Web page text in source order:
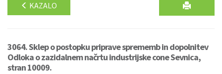
KAZALO
3064. Sklep o postopku priprave sprememb in dopolnitev
Odloka o zazidalnem načrtu industrijske cone Sevnica,
stran 10009.